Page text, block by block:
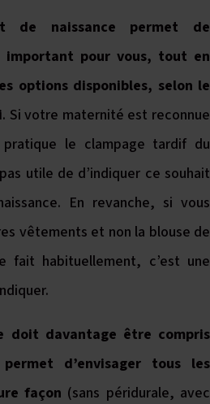
de naissance permet de
pour vous, tout en
options disponibles, selon le
. Si votre maternité est reconnue
le clampage tardif du
utile de d’indiquer ce souhait
En revanche, si vous
vêtements et non la blouse de
fait habituellement, c’est une
doit davantage être compris
d’envisager tous les
façon (sans péridurale, avec